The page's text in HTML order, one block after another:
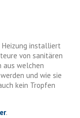
Heizung installiert
von sanitären
aus welchen
und wie sie
kein Tropfen
.